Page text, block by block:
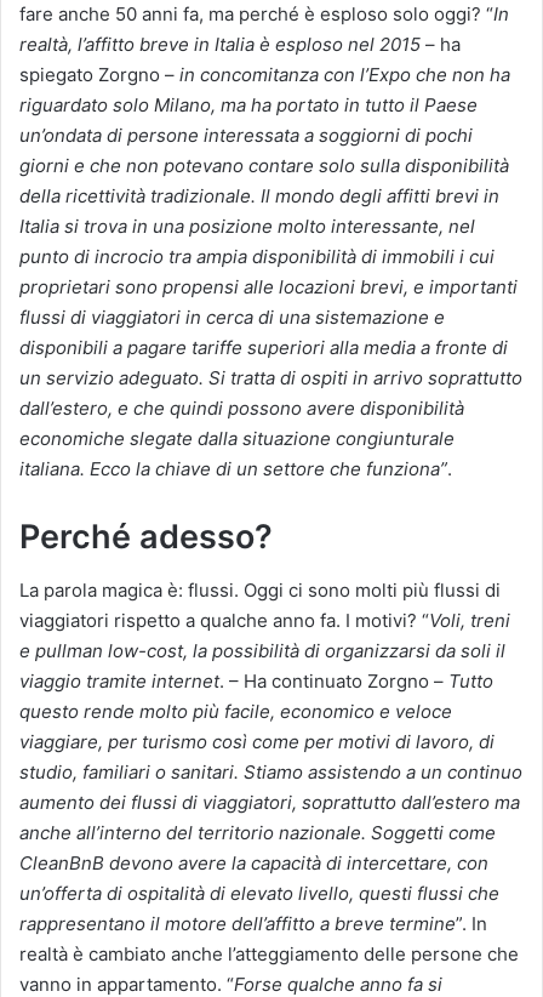
fare anche 50 anni fa, ma perché è esploso solo oggi? “In
realtà, l’affitto breve in Italia è esploso nel 2015 – ha
spiegato Zorgno – in concomitanza con l’Expo che non ha
riguardato solo Milano, ma ha portato in tutto il Paese
un’ondata di persone interessata a soggiorni di pochi
giorni e che non potevano contare solo sulla disponibilità
della ricettività tradizionale. Il mondo degli affitti brevi in
Italia si trova in una posizione molto interessante, nel
punto di incrocio tra ampia disponibilità di immobili i cui
proprietari sono propensi alle locazioni brevi, e importanti
flussi di viaggiatori in cerca di una sistemazione e
disponibili a pagare tariffe superiori alla media a fronte di
un servizio adeguato. Si tratta di ospiti in arrivo soprattutto
dall’estero, e che quindi possono avere disponibilità
economiche slegate dalla situazione congiunturale
italiana. Ecco la chiave di un settore che funziona”.
Perché adesso?
La parola magica è: flussi. Oggi ci sono molti più flussi di
viaggiatori rispetto a qualche anno fa. I motivi? “Voli, treni
e pullman low-cost, la possibilità di organizzarsi da soli il
viaggio tramite internet. – Ha continuato Zorgno – Tutto
questo rende molto più facile, economico e veloce
viaggiare, per turismo così come per motivi di lavoro, di
studio, familiari o sanitari. Stiamo assistendo a un continuo
aumento dei flussi di viaggiatori, soprattutto dall’estero ma
anche all’interno del territorio nazionale. Soggetti come
CleanBnB devono avere la capacità di intercettare, con
un’offerta di ospitalità di elevato livello, questi flussi che
rappresentano il motore dell’affitto a breve termine”. In
realtà è cambiato anche l’atteggiamento delle persone che
vanno in appartamento. “Forse qualche anno fa si